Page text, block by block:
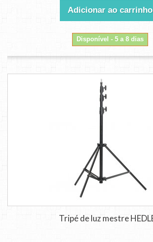
Adicionar ao carrinho
Disponível - 5 a 8 dias
Tripé de luz mestre